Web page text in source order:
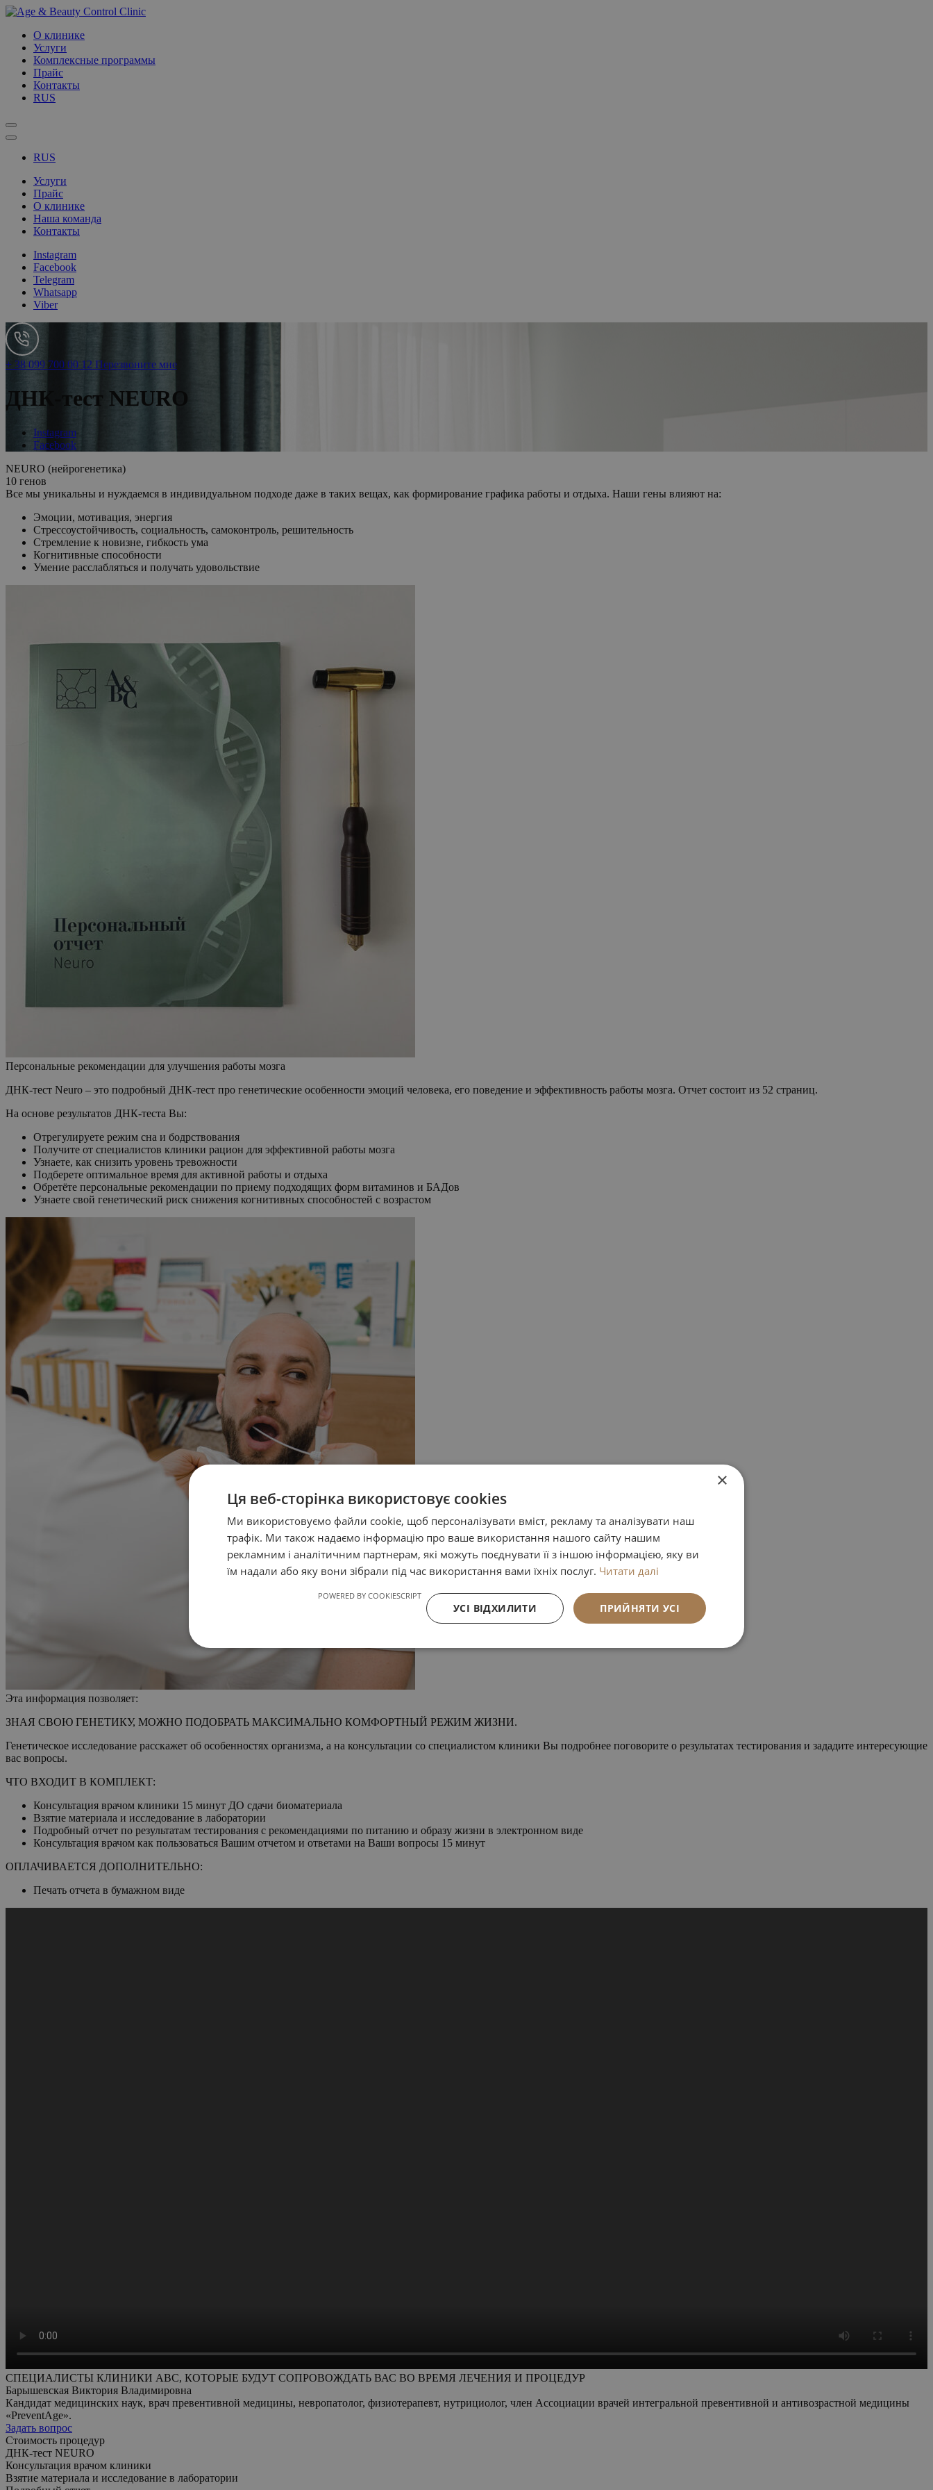
О клинике
Услуги
Комплексные программы
Прайс
Контакты
RUS
RUS
Услуги
Прайс
О клинике
Наша команда
Контакты
Instagram
Facebook
Telegram
Whatsapp
Viber
+ 38 099 700 00 12 Перезвоните мне
ДНК-тест NEURO
Instagram
Facebook
NEURO (нейрогенетика)
10 генов
Все мы уникальны и нуждаемся в индивидуальном подходе даже в таких вещах, как формирование графика работы и отдыха. Наши гены влияют на:
Эмоции, мотивация, энергия
Стрессоустойчивость, социальность, самоконтроль, решительность
Стремление к новизне, гибкость ума
Когнитивные способности
Умение расслабляться и получать удовольствие
Персональные рекомендации для улучшения работы мозга
ДНК-тест Neuro – это подробный ДНК-тест про генетические особенности эмоций человека, его поведение и эффективность работы мозга. Отчет состоит из 52 страниц.
На основе результатов ДНК-теста Вы:
Отрегулируете режим сна и бодрствования
Получите от специалистов клиники рацион для эффективной работы мозга
Узнаете, как снизить уровень тревожности
Подберете оптимальное время для активной работы и отдыха
Обретёте персональные рекомендации по приему подходящих форм витаминов и БАДов
Узнаете свой генетический риск снижения когнитивных способностей с возрастом
Эта информация позволяет:
ЗНАЯ СВОЮ ГЕНЕТИКУ, МОЖНО ПОДОБРАТЬ МАКСИМАЛЬНО КОМФОРТНЫЙ РЕЖИМ ЖИЗНИ.
Генетическое исследование расскажет об особенностях организма, а на консультации со специалистом клиники Вы подробнее поговорите о результатах тестирования и зададите интересующие
вас вопросы.
ЧТО ВХОДИТ В КОМПЛЕКТ:
Консультация врачом клиники 15 минут ДО сдачи биоматериала
Взятие материала и исследование в лаборатории
Подробный отчет по результатам тестирования с рекомендациями по питанию и образу жизни в электронном виде
Консультация врачом как пользоваться Вашим отчетом и ответами на Ваши вопросы 15 минут
ОПЛАЧИВАЕТСЯ ДОПОЛНИТЕЛЬНО:
Печать отчета в бумажном виде
СПЕЦИАЛИСТЫ КЛИНИКИ ABC, КОТОРЫЕ БУДУТ СОПРОВОЖДАТЬ ВАС ВО ВРЕМЯ ЛЕЧЕНИЯ И ПРОЦЕДУР
Барышевская Виктория Владимировна
Кандидат медицинских наук, врач превентивной медицины, невропатолог, физиотерапевт, нутрициолог, член Ассоциации врачей интегральной превентивной и антивозрастной медицины
«PreventAge».
Задать вопрос
Стоимость процедур
ДНК-тест NEURO
Консультация врачом клиники
Взятие материала и исследование в лаборатории
×
Ця веб-сторінка використовує cookies
Ми використовуємо файли cookie, щоб персоналізувати вміст, рекламу та аналізувати наш
трафік. Ми також надаємо інформацію про ваше використання нашого сайту нашим
рекламним і аналітичним партнерам, які можуть поєднувати її з іншою інформацією, яку ви
їм надали або яку вони зібрали під час використання вами їхніх послуг. Читати далі
ПРИЙНЯТИ УСІ
УСІ ВІДХИЛИТИ
POWERED BY COOKIESCRIPT